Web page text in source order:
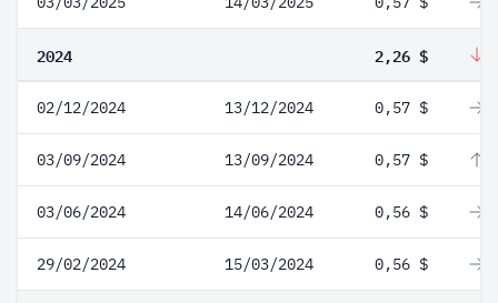
2024 2,26 $
02/12/2024 13/12/2024 0,57 $
03/09/2024 13/09/2024 0,57 $
03/06/2024 14/06/2024 0,56 $
29/02/2024 15/03/2024 0,56 $